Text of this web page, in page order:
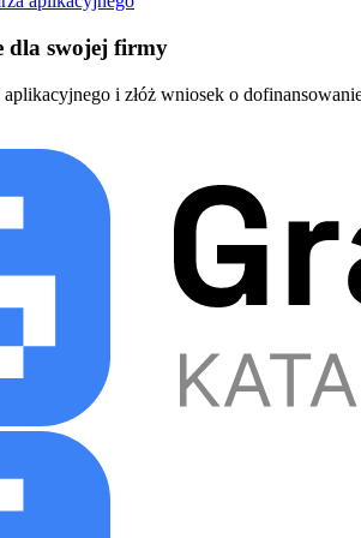
dla swojej firmy
i złóż wniosek o